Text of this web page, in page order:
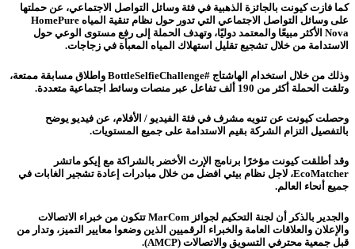
كما فازت كيونت بالجائزة الذهبية في فئة وسائل التواصل الاجتماعي، عن حملتها
على وسائل التواصل الاجتماعي التي تدور حول نظام تنقية المياه HomePure
Nova الأكثر مبيعًا والمعتمد دوليًا، وتهدف الحملة إلى رفع مستوى الوعي حول
الاستدامة من خلال تشجيع تقليل استهلاك المياه المعبأة في زجاجات.
وذلك من خلال استخدام الهاشتاج #BottleSelfieChallenge واطلاق مسابقة ممتعة،
وتلقت الحملة أكثر من 190 ألف تفاعل عبر منصات وسائط اجتماعية متعددة.
وحصلت كيونت عن تنويه مشرف في فئة الفيديو / الأفلام، عن فيديو يوضح
بالتفصيل التزام الشركة بقيم الاستدامة على جميع المستويات.
وقد أطلقت كيونت مؤخرًا برنامج الإرث الأخضر بالشراكة مع إيكو ماتشر
EcoMatcher، لاجل نظام بيئي افضل من خلال مبادرات إعادة تشجير الغابات في
جميع أنحاء العالم.
والجدير بالذكر أن لجنة التحكيم لجوائز MarCom تتكون من خبراء الاتصالات
والإعلان والعلاقات العامة والخبراء الرقميين الذين وضعوا معايير التميز، وتدار من
قبل جمعية محترفي التسويق والاتصالات (AMCP).